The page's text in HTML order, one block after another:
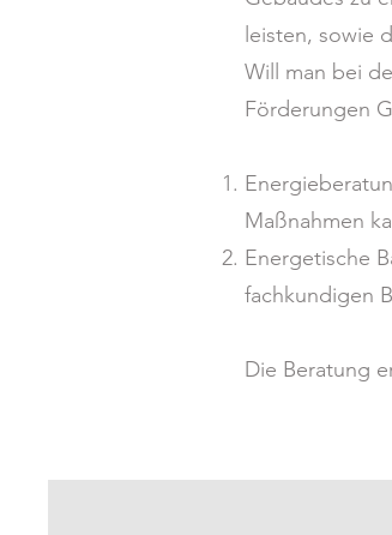
leisten, sowie
Will man bei
Förderungen
Maßnahmen
Energetische
fachkundigen
Die Beratung